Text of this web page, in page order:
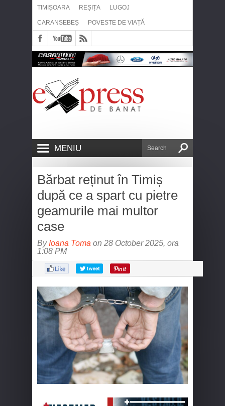
TIMIȘOARA REȘIȚA LUGOJ
CARANSEBEȘ POVESTE DE VIAȚĂ
MENIU
Bărbat reținut în Timiș
după ce a spart cu pietre
geamurile mai multor
case
By Ioana Toma on 28 October 2025, ora
1:08 PM